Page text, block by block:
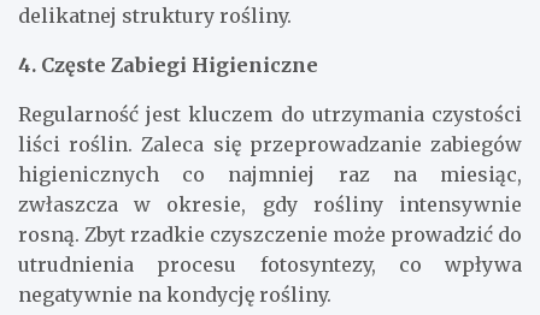
delikatnej struktury rośliny.
4. Częste Zabiegi Higieniczne
Regularność jest kluczem do utrzymania czystości
liści roślin. Zaleca się przeprowadzanie zabiegów
higienicznych co najmniej raz na miesiąc,
zwłaszcza w okresie, gdy rośliny intensywnie
rosną. Zbyt rzadkie czyszczenie może prowadzić do
utrudnienia procesu fotosyntezy, co wpływa
negatywnie na kondycję rośliny.